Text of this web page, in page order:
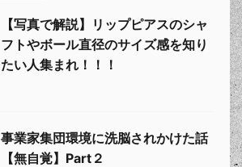
【写真で解説】リップピアスのシャ
フトやボール直径のサイズ感を知り
たい人集まれ！！！
事業家集団環境に洗脳されかけた話
【無自覚】Part２